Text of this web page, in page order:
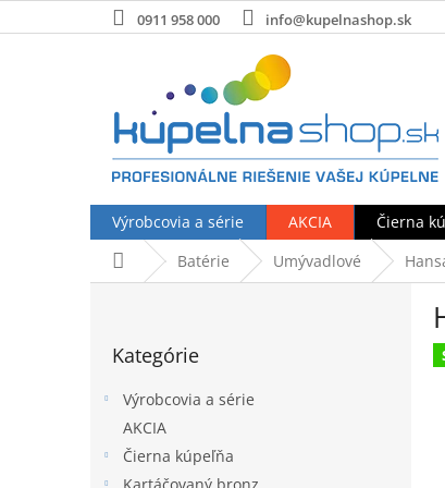
na
0911 958 000 info@kupelnashop.sk
Výrobcovia a série AKCIA Čierna
DomovBatérie Umývadlové
kategórie
Kategórie
Výrobcovia a série
AKCIA
Čierna kúpeľňa